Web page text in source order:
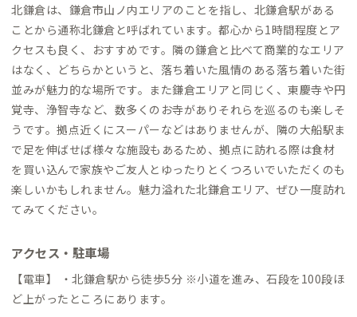
北鎌倉は、鎌倉市山ノ内エリアのことを指し、北鎌倉駅がある
ことから通称北鎌倉と呼ばれています。都心から1時間程度とア
クセスも良く、おすすめです。隣の鎌倉と比べて商業的なエリア
はなく、どちらかというと、落ち着いた風情のある落ち着いた街
並みが魅力的な場所です。また鎌倉エリアと同じく、東慶寺や円
覚寺、浄智寺など、数多くのお寺がありそれらを巡るのも楽しそ
うです。拠点近くにスーパーなどはありませんが、隣の大船駅ま
で足を伸ばせば様々な施設もあるため、拠点に訪れる際は食材
を買い込んで家族やご友人とゆったりとくつろいでいただくのも
楽しいかもしれません。魅力溢れた北鎌倉エリア、ぜひ一度訪れ
てみてください。
アクセス・駐車場
【電車】 ・北鎌倉駅から徒歩5分 ※小道を進み、石段を100段ほ
ど上がったところにあります。